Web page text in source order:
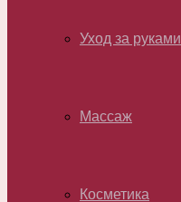
Уход за руками
Массаж
Косметика